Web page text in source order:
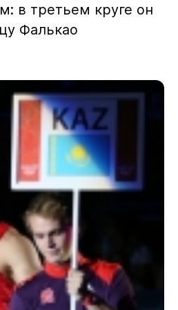
в третьем круге он
Фалькао